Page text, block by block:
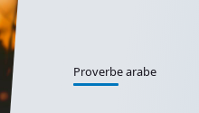
Proverbe arabe